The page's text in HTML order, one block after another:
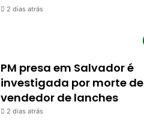
2 dias atrás
PM presa em Salvador é
investigada por morte de
vendedor de lanches
2 dias atrás